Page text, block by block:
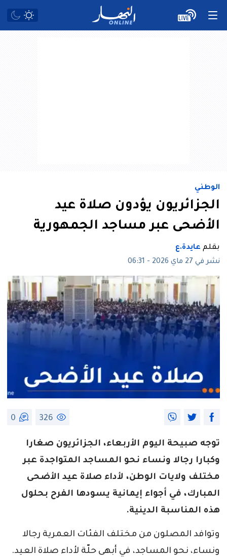
الوطني
الجزائريون يؤدون صلاة عيد
الأضحى عبر مساجد الجمهورية
بقلم عايدة.ع
نشر في 27 ماي 2026 - 06:31
326
0
توجه صبيحة اليوم الأربعاء، الجزائريون صغارا
وكبارا رجالا ونساء نحو المساجد المتواجدة عبر
مختلف ولايات الوطن، لأداء صلاة عيد الأضحى
المبارك، في أجواء إيمانية يسودها الفرح بحلول
هذه المناسبة الدينية.
وتوافد المصلون من مختلف الفئات العمرية رجالا
ونساء، نحو المساجد، في أبهى حلّة لأداء صلاة العيد.